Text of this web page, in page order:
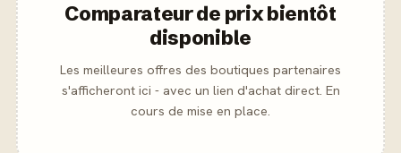
Comparateur de prix bientôt
disponible
Les meilleures offres des boutiques partenaires
s'afficheront ici - avec un lien d'achat direct. En
cours de mise en place.